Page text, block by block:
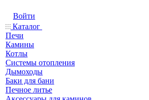
Войти
Каталог
Печи
Камины
Котлы
Системы отопления
Дымоходы
Баки для бани
Печное литье